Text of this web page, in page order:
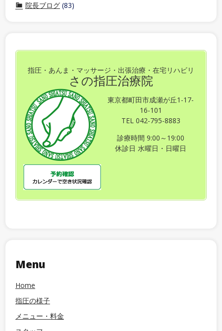
院長ブログ (83)
指圧・あんま・マッサージ・出張治療・在宅リハビリ
さの指圧治療院
東京都町田市成瀬が丘1-17-
16-101
TEL 042-795-8883
診療時間 9:00～19:00
休診日 水曜日・日曜日
Menu
Home
指圧の様子
メニュー・料金